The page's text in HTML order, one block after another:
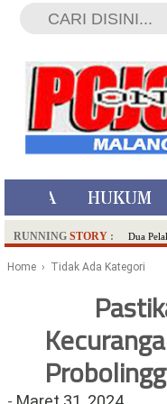
HUKUM
RUNNING STORY : Dua
Literasi
Home › Tidak Ada Kategori